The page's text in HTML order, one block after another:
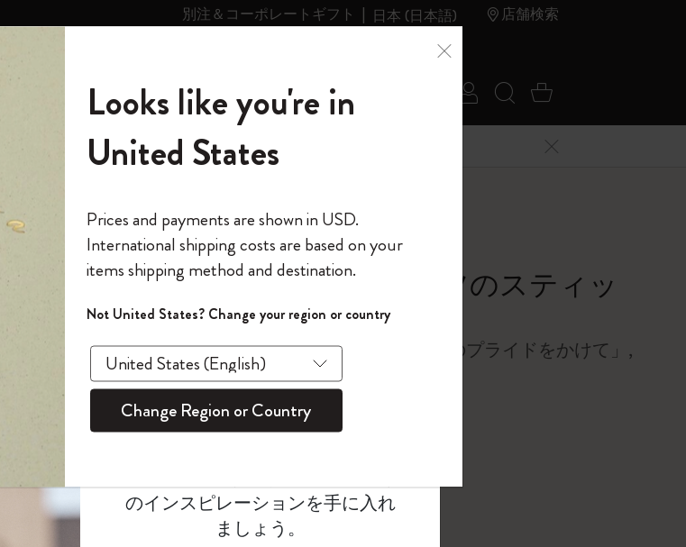
別注＆コーポレートギフト 日本 (日本語) 店舗検索
Notebook
ブックチャーム
ャーナル
ジャーナル
ントカイエジャーナル
・ダイアリー
リー
ンナー
ープランナー
ランナー
プランナー
イティング・システム
スマートスマートとは
ービス
スマート
モレスキン
レスキン
シル
グラス
レクション
ンギコレクション
in Wonderland」コレ
オブ・ザ・リング』コレク
ーン ノートブック
クション
ション
ンギコレクション
of Impressionism コレクショ
リョ 限定版コレクション
クパック
– made Collection
する方への贈り物
ショナルへの贈り物
トへの贈り物
ストへの贈り物
る方への贈り物です
る方へのギフト
・テーマ・ピンズ・コレク
いつも胸に
× モレスキン
イティング・システム
ートブック
イアリー
Journal
ライズサ
リー
の世界
サブカテゴリ
ール
ログイン
モレスキンの世界へようこそ
*メールアドレス
パスワードを表示
*パスワード
このデバイスで情報を保存する
ログイン
検索 (キーワード
カート 0 アイ
円以上のご購入で送料無料 メニューを閉じる
ィック・オン・パッチ
アシュトン・アッツのスティッ
ク・オン・パッチ
プライドをいつも胸に「100％のプライドをかけて」,
Juice
¥ 2,530
選択済
* 選択したカラー
数量
モレスキンの世界へようこそ
今すぐ会員登録して、コード
「WELCOME10」を入力すると、初
回注文が10%オフ＋送料無料になり
ます。セール・アウトレット品は
適用外。
のインスピレーションを手に入れ
ましょう。
Looks like you're in
United States
Prices and payments are shown in USD.
International shipping costs are based on your
items shipping method and destination.
Not United States? Change your region or country
Change Region or Country